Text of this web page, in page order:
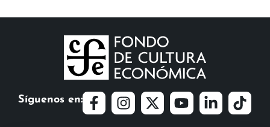
Síguenos en: